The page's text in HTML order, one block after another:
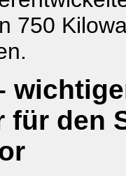
750
für den